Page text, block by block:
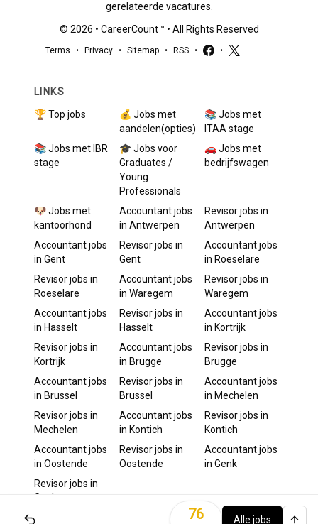
76 Alle jobs
gerelateerde vacatures.
© 2026 • CareerCount™ • All Rights Reserved
Terms • Privacy • Sitemap • RSS • •
LINKS
🏆 Top jobs
💰 Jobs met
aandelen(opties)
📚 Jobs met
ITAA stage
📚 Jobs met IBR
stage
🎓 Jobs voor
Graduates /
Young
Professionals
🚗 Jobs met
bedrijfswagen
🐶 Jobs met
kantoorhond
Accountantjobs
in Antwerpen
Revisorjobs in
Antwerpen
Accountantjobs
in Gent
Revisorjobs in
Gent
Accountantjobs
in Roeselare
Revisorjobs in
Roeselare
Accountantjobs
in Waregem
Revisorjobs in
Waregem
Accountantjobs
in Hasselt
Revisorjobs in
Hasselt
Accountantjobs
in Kortrijk
Revisorjobs in
Kortrijk
Accountantjobs
in Brugge
Revisorjobs in
Brugge
Accountantjobs
in Brussel
Revisorjobs in
Brussel
Accountantjobs
in Mechelen
Revisorjobs in
Mechelen
Accountantjobs
in Kontich
Revisorjobs in
Kontich
Accountantjobs
in Oostende
Revisorjobs in
Oostende
Accountantjobs
in Genk
Revisorjobs in
Genk